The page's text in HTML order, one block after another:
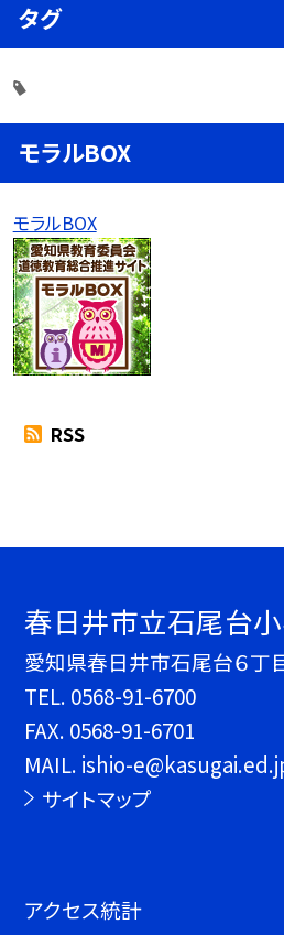
タグ
モラルBOX
モラルBOX
RSS
春日井市立石尾台
愛知県春日井市石尾台６丁
TEL. 0568-91-6700
FAX. 0568-91-6701
MAIL. ishio-
サイトマップ
アクセス統計